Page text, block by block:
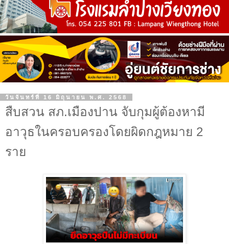
วันจันทร์ที่ 16 มิถุนายน พ.ศ. 2568
สืบสวน สภ.เมืองปาน จับกุมผู้ต้องหามี
อาวุธในครอบครองโดยผิดกฎหมาย 2
ราย